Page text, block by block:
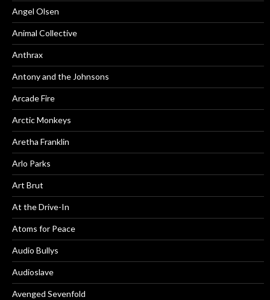
Angel Olsen
Animal Collective
Anthrax
Antony and the Johnsons
Arcade Fire
Arctic Monkeys
Aretha Franklin
Arlo Parks
Art Brut
At the Drive-In
Atoms for Peace
Audio Bullys
Audioslave
Avenged Sevenfold